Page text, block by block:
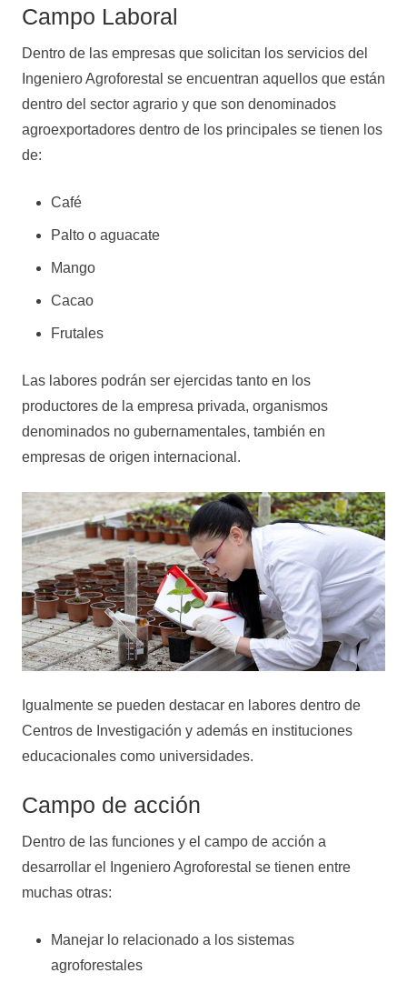
Campo Laboral
Dentro de las empresas que solicitan los servicios del
Ingeniero Agroforestal se encuentran aquellos que están
dentro del sector agrario y que son denominados
agroexportadores dentro de los principales se tienen los
de:
Café
Palto o aguacate
Mango
Cacao
Frutales
Las labores podrán ser ejercidas tanto en los
productores de la empresa privada, organismos
denominados no gubernamentales, también en
empresas de origen internacional.
Igualmente se pueden destacar en labores dentro de
Centros de Investigación y además en instituciones
educacionales como universidades.
Campo de acción
Dentro de las funciones y el campo de acción a
desarrollar el Ingeniero Agroforestal se tienen entre
muchas otras:
Manejar lo relacionado a los sistemas
agroforestales